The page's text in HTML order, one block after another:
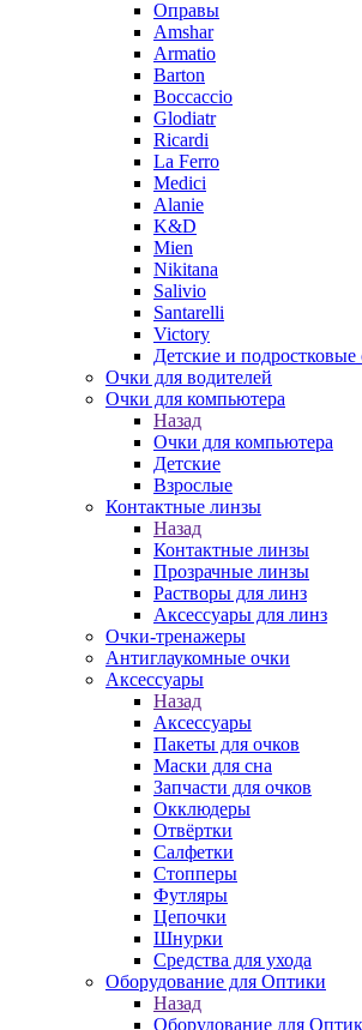
Оправы
Amshar
Armatio
Barton
Boccaccio
Glodiatr
Ricardi
La Ferro
Medici
Alanie
K&D
Mien
Nikitana
Salivio
Santarelli
Victory
Детские и
Очки для водителей
Очки для компьютера
Назад
Очки для компьютера
Детские
Взрослые
Контактные линзы
Назад
Контактные линзы
Прозрачные линзы
Растворы для линз
Аксессуары для линз
Очки-тренажеры
Антиглаукомные очки
Аксессуары
Назад
Аксессуары
Пакеты для очков
Маски для сна
Запчасти для очков
Окклюдеры
Отвёртки
Салфетки
Стопперы
Футляры
Цепочки
Шнурки
Средства для ухода
Оборудование для Оптики
Назад
Оборудование для